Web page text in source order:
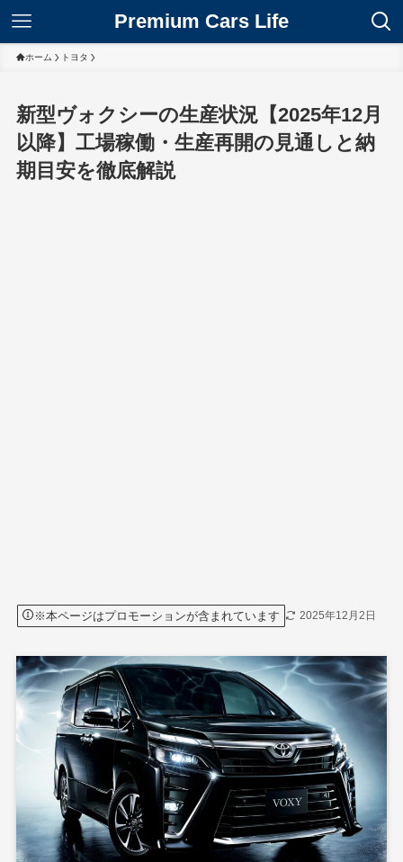
Premium Cars Life
ホーム トヨタ
新型ヴォクシーの生産状況【2025年12月
以降】工場稼働・生産再開の見通しと納
期目安を徹底解説
※本ページはプロモーションが含まれています 2025年12月2日